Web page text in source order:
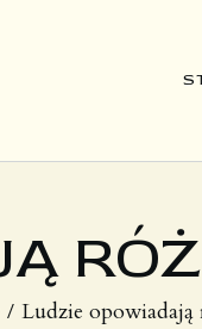
Ludzie opowiadają